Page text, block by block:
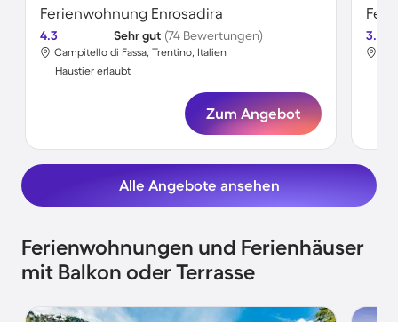
Ferienwohnung Enrosadira
4.3 Sehr gut (74 Bewertungen)
Campitello di Fassa, Trentino, Italien
Haustier erlaubt
Zum Angebot
3.7
Alle Angebote ansehen
Ferienwohnungen und Ferienhäuser
mit Balkon oder Terrasse